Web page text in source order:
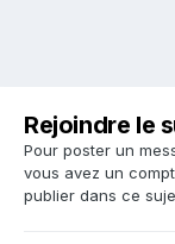
Rejoindre le
Pour poster un
vous avez un
publier dans ce